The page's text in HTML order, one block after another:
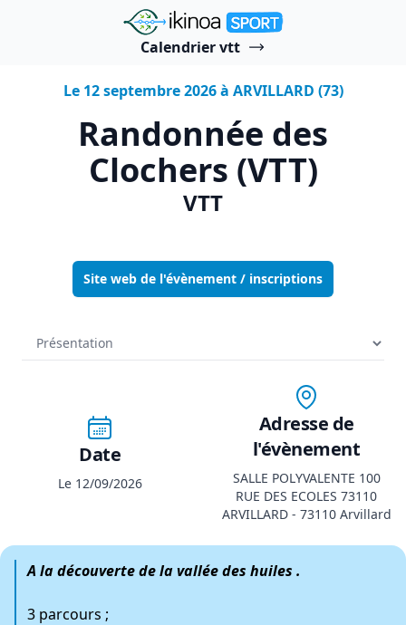
"Ikinoa Sport"
Calendrier vtt
Le 12 septembre 2026 à ARVILLARD (73)
Randonnée des
Clochers (VTT)
VTT
Site web de l'évènement / inscriptions
Date
Le 12/09/2026
Adresse de
l'évènement
SALLE POLYVALENTE 100
RUE DES ECOLES 73110
ARVILLARD - 73110 Arvillard
A la découverte de la vallée des huiles .
3 parcours ;